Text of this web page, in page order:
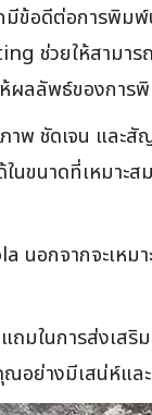
อดีต่อการพิม
ช่วยให้สามา
ผลลัพธ์ของกา
ชัดเจน และ
ขนาดที่เหมา
กจากจะเหมา
ในการส่งเส
อย่างมีเสน่ห์แล